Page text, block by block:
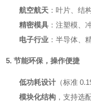
航空航天 ：叶片、结
精密模具 ：注塑模、
电子行业 ：半导体、
5. 节能环保，操作便捷
低功耗设计 （标准
模块化结构 ，支持选